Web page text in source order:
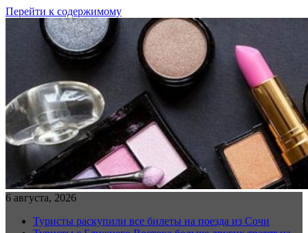
Перейти к содержимому
6 августа, 2026
Туристы раскупили все билеты на поезда из Сочи